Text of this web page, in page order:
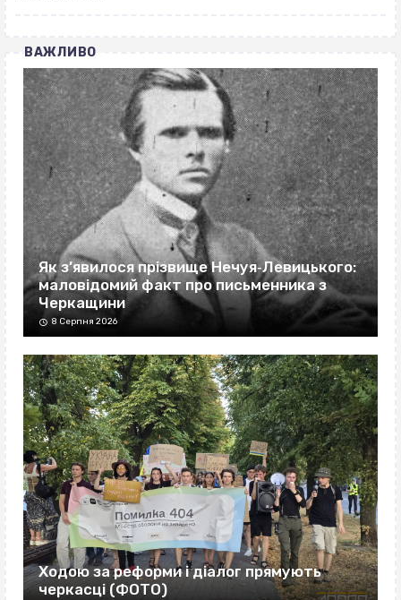
ВАЖЛИВО
Як з’явилося прізвище Нечуя‐Левицького:
маловідомий факт про письменника з
Черкащини
8 Серпня 2026
Ходою за реформи і діалог прямують
черкасці (ФОТО)